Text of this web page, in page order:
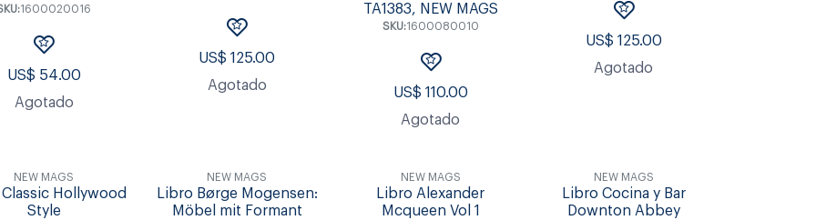
1600020016
US$ 54.00
Agotado
US$125.00
Agotado
TA1383, NEW MAGS
SKU:1600080010
US$ 110.00
Agotado
US$ 125.00
Agotado
NEW MAGS
Hollywood
Style
NEW MAGS
Libro Børge Mogensen:
Möbel mit Formant
NEW MAGS
Libro Alexander
Mcqueen Vol 1
NEW MAGS
Libro Cocina y Bar
Downton Abbey